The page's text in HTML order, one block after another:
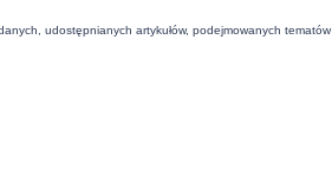
udostępnianych artykułów, podejmowanych tematów